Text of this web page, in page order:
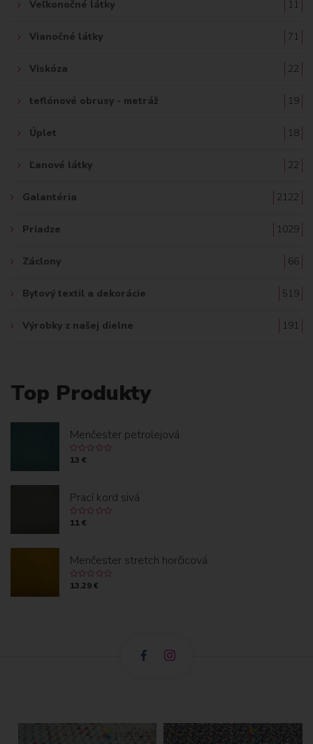
Veľkonočné látky 11
Vianočné látky 71
Viskóza 22
teflónové obrusy - metráž 19
Úplet 18
Ľanové látky 22
Galantéria 2122
Priadze 1029
Záclony 66
Bytový textil a dekorácie 519
Výrobky z našej dielne 191
Top Produkty
Menčester petrolejová
13 €
Prací kord sivá
11 €
Menčester stretch horčicová
13.29 €